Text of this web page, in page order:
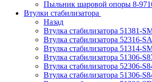
Пыльник шаровой опоры 8-
Втулки стабилизатора
Назад
Втулка стабилизатора 51381-
Втулка стабилизатора 52316-
Втулка стабилизатора 51314-
Втулка стабилизатора 51306-
Втулка стабилизатора 52306-
Втулка стабилизатора 51306-